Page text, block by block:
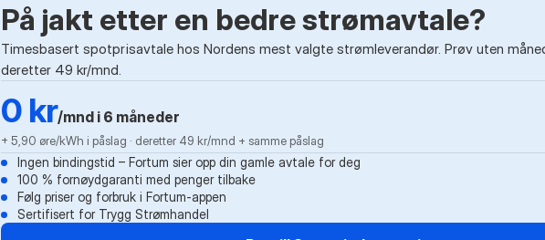
På jakt etter en bedre strømavtale?
Timesbasert spotprisavtale hos Nordens mest valgte strømleverandør. Prøv uten
deretter 49 kr/mnd.
0 kr/mnd i 6 måneder
+ 5,90 øre/kWh i påslag · deretter 49 kr/mnd + samme påslag
Ingen bindingstid – Fortum sier opp din gamle avtale for deg
100 % fornøydgaranti med penger tilbake
Følg priser og forbruk i Fortum-appen
Sertifisert for Trygg Strømhandel